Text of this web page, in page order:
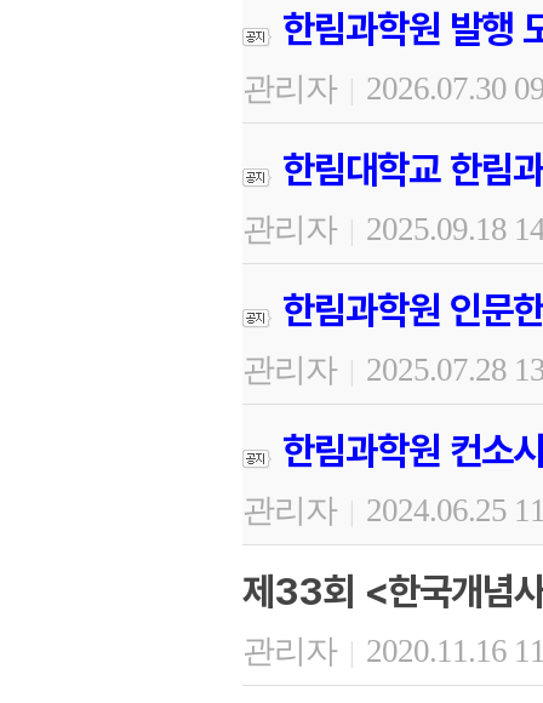
한림과학원 발행
관리자 | 2026.07.30
한림대학교 한림
관리자 | 2025.09.18
한림과학원 인문
관리자 | 2025.07.28
한림과학원 컨소
관리자 | 2024.06.25
제33회 <한국개념
관리자 | 2020.11.16